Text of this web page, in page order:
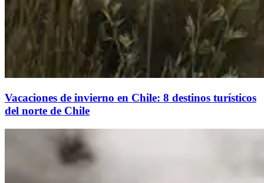
Vacaciones de invierno en Chile: 8 destinos turísticos
del norte de Chile